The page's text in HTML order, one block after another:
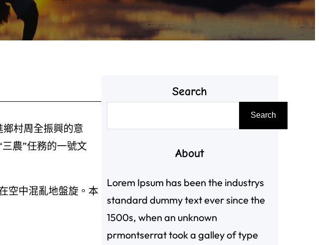
村周全振興的意
農”任務的一號文
空中混亂地盤旋。本
Search
尋
Search
About
Lorem Ipsum has been the industrys
standard dummy text ever since the
1500s, when an unknown
prmontserrat took a galley of type